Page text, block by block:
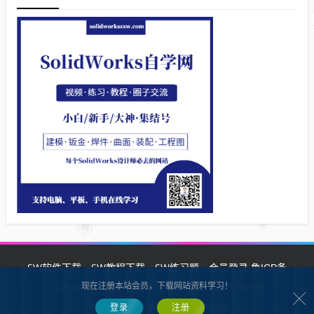
SW软件下载 SW教程下载 SW练习题 会员登录鲁ICP备
2021002287号-1鲁公网安备 37132902372928号
SW自学网 基于 Z-BlogPHP
现在注册本站会员，下载网站资料学习！
登录 注册